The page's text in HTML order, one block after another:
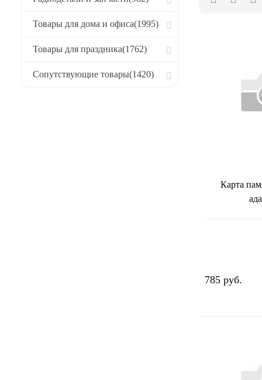
Товары для дома и офиса(1995)
Товары для праздника(1762)
Сопутствующие товары(1420)
Карта
785 руб.